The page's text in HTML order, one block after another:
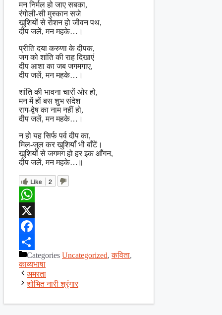
मन निर्मल हो जाए सबका,
रंगोली-सी मुस्कान सजे
खुशियों से रोशन हो जीवन पथ,
दीप जलें, मन महके…।
प्रीति दया करुणा के दीपक,
जग को शांति की राह दिखाएं
दीप आशा का जब जगमगाए,
दीप जलें, मन महके…।
शांति की भावना चारों ओर हो,
मन में हों बस शुभ संदेश
राग-द्वेष का नाम नहीं हो,
दीप जलें, मन महके…।
न हो यह सिर्फ पर्व दीप का,
मिल-जुल कर खुशियाँ भी बाँटें।
खुशियों से जगमग हो हर इक आँगन,
दीप जलें, मन महके…॥
Like 2
WhatsApp
X
Facebook
ShareCategories Uncategorized,कविता,
काव्यभाषा
अमरता
शोभित नारी श्रृंगार